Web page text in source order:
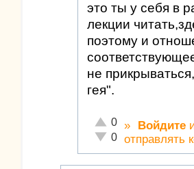
это ты у себя в
лекции
поэтому и
не
гея".
Отлично!
0
Неадекватно!
0
» Войдите
отправлять